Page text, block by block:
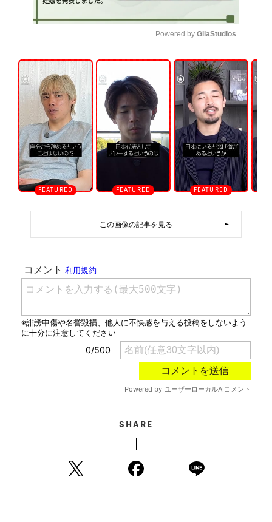
n
m
u
t
e
Powered by GliaStudios
この画像の記事を見る
SHARE